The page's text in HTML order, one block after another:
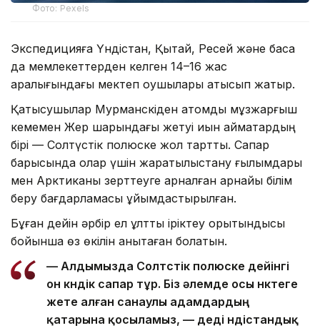
Фото: Pexels
Экспедицияға Үндістан, Қытай, Ресей және басқа
да мемлекеттерден келген 14–16 жас
аралығындағы мектеп оқушылары қатысып жатыр.
Қатысушылар Мурманскіден атомдық мұзжарғыш
кемемен Жер шарындағы жетуі қиын аймақтардың
бірі — Солтүстік полюске жол тартты. Сапар
барысында олар үшін жаратылыстану ғылымдары
мен Арктиканы зерттеуге арналған арнайы білім
беру бағдарламасы ұйымдастырылған.
Бұған дейін әрбір ел ұлттық іріктеу қорытындысы
бойынша өз өкілін анықтаған болатын.
— Алдымызда Солтүстік полюске дейінгі
он күндік сапар тұр. Біз әлемде осы нүктеге
жете алған санаулы адамдардың
қатарына қосыламыз, — деді үндістандық